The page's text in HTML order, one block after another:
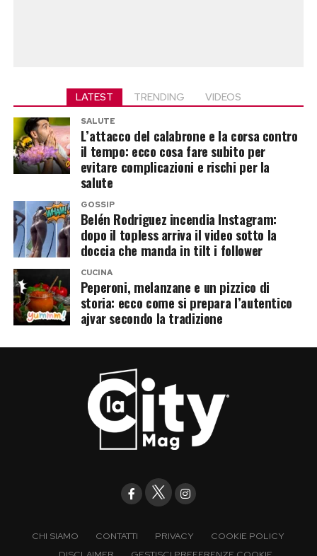
LATEST TRENDING VIDEOS
SALUTE
L’attacco del calabrone e la corsa contro
il tempo: ecco cosa fare subito per
evitare complicazioni e rischi per la
salute
GOSSIP
Belén Rodriguez incendia Instagram:
dopo il topless arriva il video sotto la
doccia che manda in tilt i follower
CUCINA
Peperoni, melanzane e un pizzico di
storia: ecco come si prepara l’autentico
ajvar secondo la tradizione
CHI SIAMO CONTATTI PRIVACY
COOKIE POLICY